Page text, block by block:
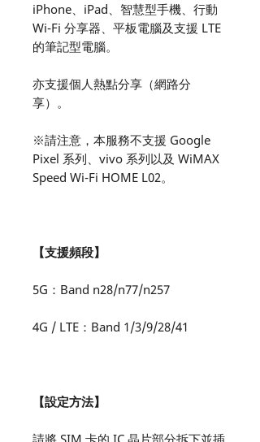
iPhone、iPad、智慧型手機、行動
Wi-Fi 分享器、平板電腦及支援 LTE
的筆記型電腦。
亦支援個人熱點分享（網路分
享）。
※請注意，本服務不支援 Google
Pixel 系列、vivo 系列以及 WiMAX
Speed Wi-Fi HOME L02。
【支援頻段】
5G：Band n28/n77/n257
4G / LTE：Band 1/3/9/28/41
【設定方法】